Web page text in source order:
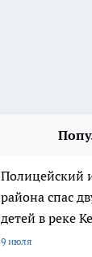
Полицейский
района спас
детей в реке
9 июля